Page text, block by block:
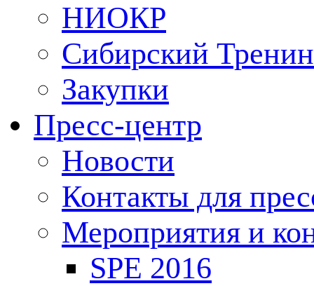
НИОКР
Сибирский
Закупки
Пресс-центр
Новости
Контакты для
Мероприятия и
SPE 2016